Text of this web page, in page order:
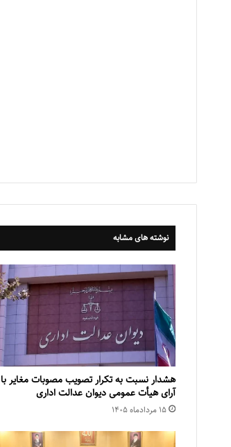
نوشته های مشابه
هشدار نسبت به تکرار تصویب مصوبات مغایر با
آرای هیأت عمومی دیوان عدالت اداری
۱۵ مرداد‌ماه ۱۴۰۵